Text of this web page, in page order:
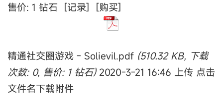
售价: 1 钻石 [记录] [购买]
精通社交圈游戏 - Solievil.pdf (510.32 KB, 下载
次数: 0, 售价: 1 钻石) 2020-3-21 16:46 上传 点击
文件名下载附件